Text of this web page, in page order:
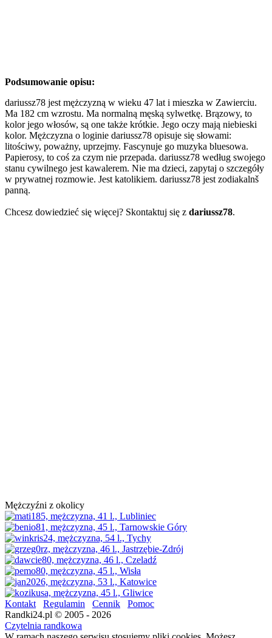
Podsumowanie opisu:
dariussz78 jest mężczyzną w wieku 47 lat i mieszka w Zawierciu.
Ma 182 cm wzrostu. Ma normalną męską sylwetkę. Brązowy, to
kolor jego włosów, są one także krótkie. Jego oczy mają niebieski
kolor. Mężczyzna o loginie dariussz78 opisuje się słowami:
litościwy, poważny, uprzejmy. Fascynuje go muzyka bluesowa.
Papierosy, to coś za czym nie przepada. dariussz78 według swojego
stanu cywilnego jest kawalerem. Nie ma dzieci, zapytaj o szczegóły
w prywatnej rozmowie. Jest katolikiem. dariussz78 jest zodiakalnš
panną.
Chcesz dowiedzieć się więcej? Skontaktuj się z dariussz78.
Mężczyźni z okolicy
Kontakt Regulamin Cennik
Pomoc
Randki24.pl © 2005 - 2026
Czytelnia randkowa